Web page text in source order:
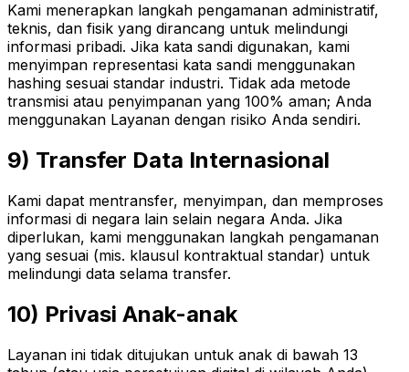
Kami menerapkan langkah pengamanan administratif,
teknis, dan fisik yang dirancang untuk melindungi
informasi pribadi. Jika kata sandi digunakan, kami
menyimpan representasi kata sandi menggunakan
hashing sesuai standar industri. Tidak ada metode
transmisi atau penyimpanan yang 100% aman; Anda
menggunakan Layanan dengan risiko Anda sendiri.
9) Transfer Data Internasional
Kami dapat mentransfer, menyimpan, dan memproses
informasi di negara lain selain negara Anda. Jika
diperlukan, kami menggunakan langkah pengamanan
yang sesuai (mis. klausul kontraktual standar) untuk
melindungi data selama transfer.
10) Privasi Anak-anak
Layanan ini tidak ditujukan untuk anak di bawah 13